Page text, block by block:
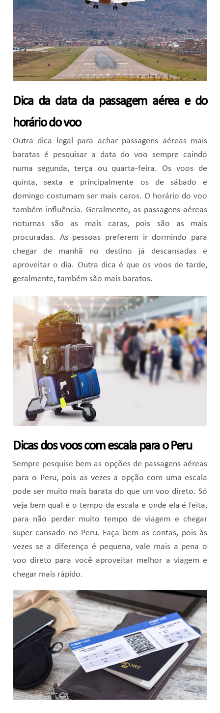
Dica da data da passagem aérea e do
horário do voo
Outra dica legal para achar passagens aéreas mais
baratas é pesquisar a data do voo sempre caindo
numa segunda, terça ou quarta-feira. Os voos de
quinta, sexta e principalmente os de sábado e
domingo costumam ser mais caros. O horário do voo
também influência. Geralmente, as passagens aéreas
noturnas são as mais caras, pois são as mais
procuradas. As pessoas preferem ir dormindo para
chegar de manhã no destino já descansadas e
aproveitar o dia. Outra dica é que os voos de tarde,
geralmente, também são mais baratos.
Dicas dos voos com escala para o Peru
Sempre pesquise bem as opções de passagens aéreas
para o Peru, pois as vezes a opção com uma escala
pode ser muito mais barata do que um voo direto. Só
veja bem qual é o tempo da escala e onde ela é feita,
para não perder muito tempo de viagem e chegar
super cansado no Peru. Faça bem as contas, pois às
vezes se a diferença é pequena, vale mais a pena o
voo direto para você aproveitar melhor a viagem e
chegar mais rápido.